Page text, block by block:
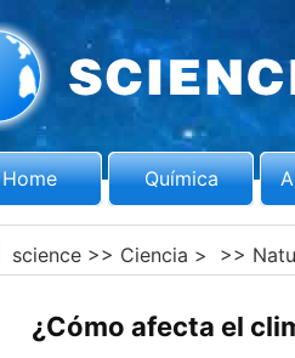
Home Química
science>> Ciencia > >>
¿Cómo afecta el